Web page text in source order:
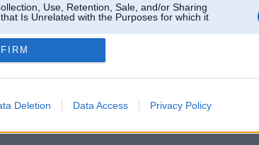
Use, Retention, Sale, and/or Sharing
Is Unrelated with the Purposes for which it
Deletion Data Access Privacy Policy